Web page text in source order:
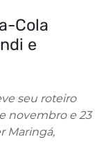
Cola
e
seu roteiro
novembro e 23
Maringá,